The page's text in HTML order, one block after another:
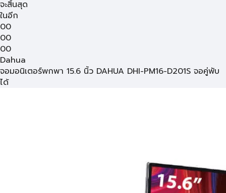
จะสิ้นสุด
ในอีก
00
00
00
Dahua
จอมอนิเตอร์พกพา 15.6 นิ้ว DAHUA DHI-PM16-D201S จอคู่พับ
ได้